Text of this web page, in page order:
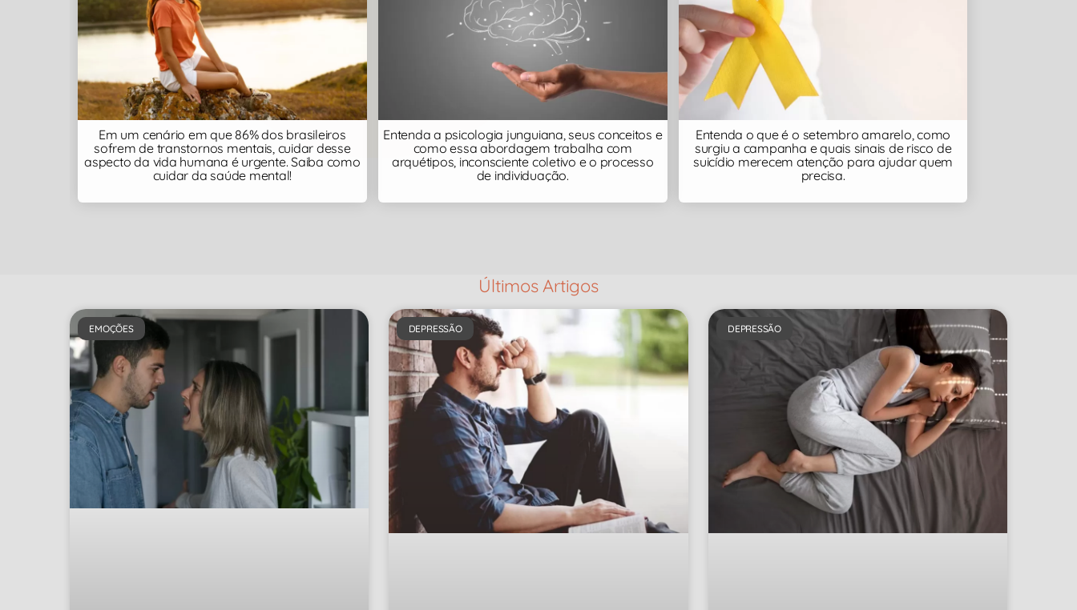
Em um cenário em que 86% dos brasileiros
sofrem de transtornos mentais, cuidar desse
aspecto da vida humana é urgente. Saiba como
cuidar da saúde mental!
Entenda a psicologia junguiana, seus conceitos e
como essa abordagem trabalha com
arquétipos, inconsciente coletivo e o processo
de individuação.
Entenda o que é o setembro amarelo, como
surgiu a campanha e quais sinais de risco de
suicídio merecem atenção para ajudar quem
precisa.
Últimos Artigos
EMOÇÕES DEPRESSÃO DEPRESSÃO